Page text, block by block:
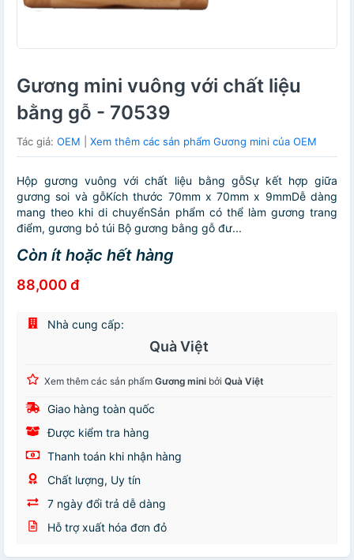
Gương mini vuông với chất liệu
bằng gỗ - 70539
Tác giả: OEM Xem thêm các sản phẩm Gương mini của OEM
Hộp gương vuông với chất liệu bằng gỗSự kết hợp giữa
gương soi và gỗKích thước 70mm x 70mm x 9mmDễ dàng
mang theo khi di chuyểnSản phẩm có thể làm gương trang
điểm, gương bỏ túi Bộ gương bằng gỗ đư...
Còn ít hoặc hết hàng
88,000 đ
Nhà cung cấp:
Quà Việt
Xem thêm các sản phẩm Gương mini bởi Quà Việt
Giao hàng toàn quốc
Được kiểm tra hàng
Thanh toán khi nhận hàng
Chất lượng, Uy tín
7 ngày đổi trả dễ dàng
Hỗ trợ xuất hóa đơn đỏ